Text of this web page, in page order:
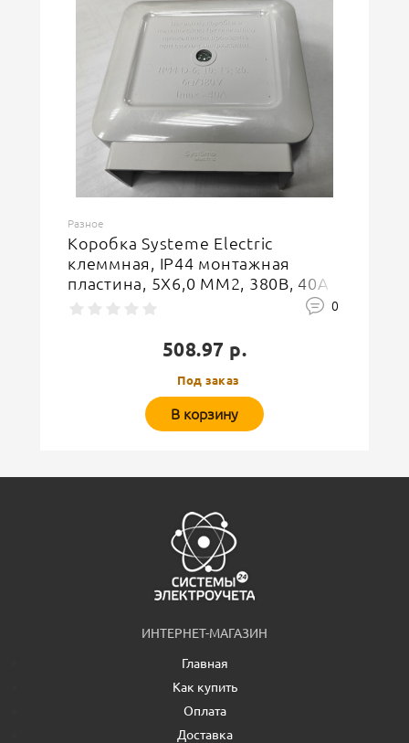
Страна-производитель
Характеристики электросчетчиков
Номинальный ток, А
Разное
Коробка Systeme Electric
клеммная, IP44 монтажная
пластина, 5Х6,0 ММ2, 380В, 40А
0
508.97 р.
Под заказ
В корзину
ИНТЕРНЕТ-МАГАЗИН
Главная
Как купить
Оплата
Доставка